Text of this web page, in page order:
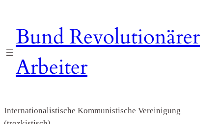
springen
Bund Revolutionärer
Arbeiter
Internationalistische Kommunistische Vereinigung